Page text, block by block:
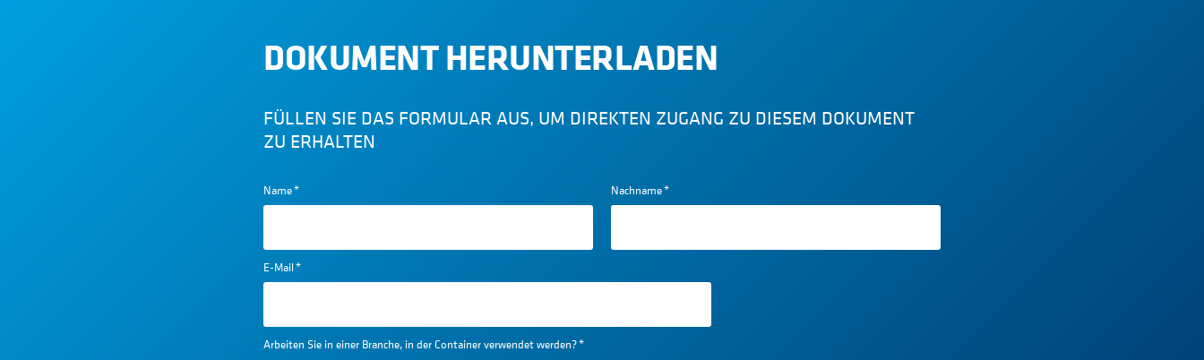
DOKUMENT HERUNTERLADEN
FÜLLEN SIE DAS FORMULAR AUS, UM DIREKTEN ZUGANG ZU DIESEM DOKUMENT
ZU ERHALTEN
Name* Nachname*
E-Mail*
Arbeiten Sie in einer Branche, in der Container verwendet werden?*